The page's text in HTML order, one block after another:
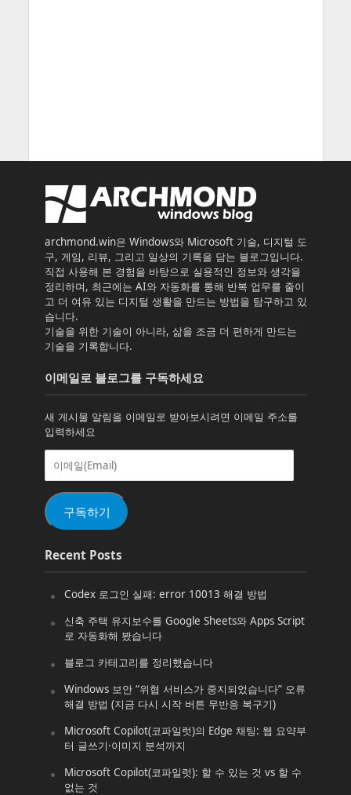
archmond.win은 Windows와 Microsoft 기술, 디지털 도
구, 게임, 리뷰, 그리고 일상의 기록을 담는 블로그입니다.
직접 사용해 본 경험을 바탕으로 실용적인 정보와 생각을
정리하며, 최근에는 AI와 자동화를 통해 반복 업무를 줄이
고 더 여유 있는 디지털 생활을 만드는 방법을 탐구하고 있
습니다.
기술을 위한 기술이 아니라, 삶을 조금 더 편하게 만드는
기술을 기록합니다.
이메일로 블로그를 구독하세요
새 게시물 알림을 이메일로 받아보시려면 이메일 주소를
입력하세요
(Email)
구독하기
Recent Posts
Codex 로그인 실패: error 10013 해결 방법
신축 주택 유지보수를 Google Sheets와 Apps Script
로 자동화해 봤습니다
블로그 카테고리를 정리했습니다
Windows 보안 “위협 서비스가 중지되었습니다” 오류
해결 방법 (지금 다시 시작 버튼 무반응 복구기)
Microsoft Copilot(코파일럿)의 Edge 채팅: 웹 요약부
터 글쓰기·이미지 분석까지
Microsoft Copilot(코파일럿): 할 수 있는 것 vs 할 수
없는 것